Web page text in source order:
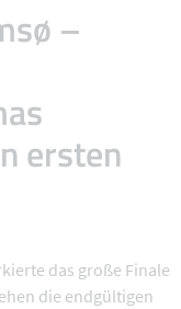
–
ersten
das große Finale
die endgültigen